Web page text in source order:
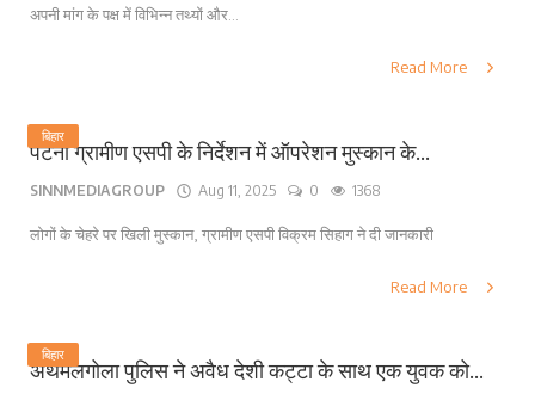
अपनी मांग के पक्ष में विभिन्न तथ्यों और...
Read More
बिहार
पटना ग्रामीण एसपी के निर्देशन में ऑपरेशन मुस्कान के...
SINNMEDIAGROUP Aug 11, 2025 0 1368
लोगों के चेहरे पर खिली मुस्कान, ग्रामीण एसपी विक्रम सिहाग ने दी जानकारी
Read More
बिहार
अथमलगोला पुलिस ने अवैध देशी कट्टा के साथ एक युवक को...